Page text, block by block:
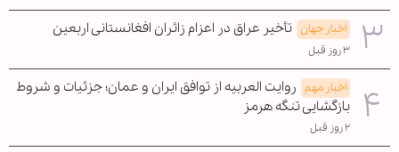
اخبار جهان تأخیر عراق در اعزام زائران افغانستانی اربعین
۳ روز قبل
اخبار مهم روایت العربیه از توافق ایران و عمان؛ جزئیات و شروط
بازگشایی تنگه هرمز
۲ روز قبل